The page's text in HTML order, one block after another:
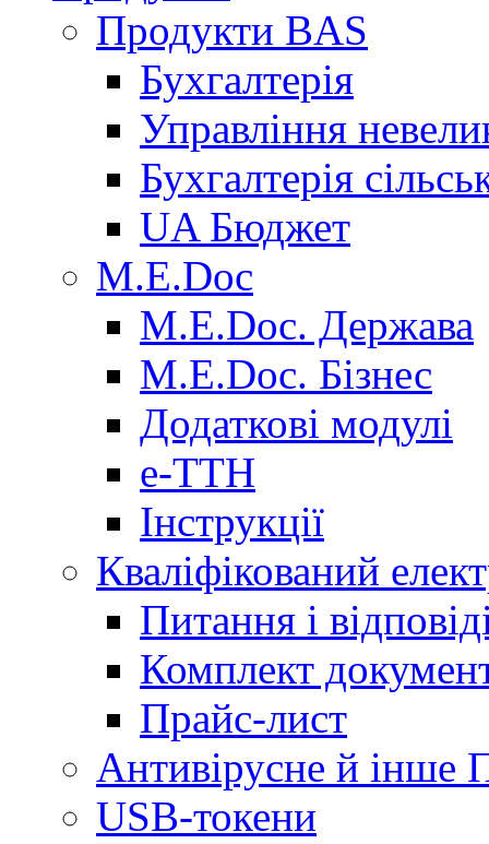
Продукти BAS
Бухгалтерія
Управління
Бухгалтерія
UA Бюджет
M.E.Doc
M.E.Doc. Держава
M.E.Doc. Бізнес
Додаткові модулі
е-ТТН
Інструкції
Кваліфікований
Питання і
Комплект
Прайс-лист
Антивірусне й інше
USB-токени